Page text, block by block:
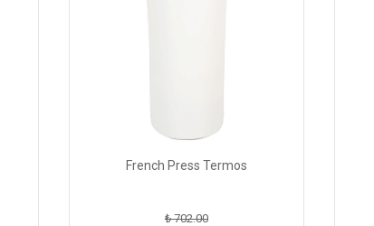
French Press Termos
₺ 702.00